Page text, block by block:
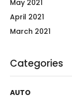
May 2021
April 2021
March 2021
Categories
AUTO